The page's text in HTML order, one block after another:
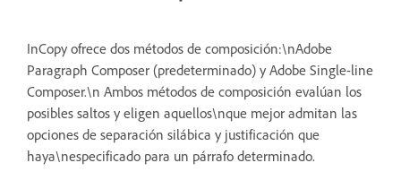
InCopy ofrece dos métodos de composición:\nAdobe
Paragraph Composer (predeterminado) y Adobe Single-line
Composer.\n Ambos métodos de composición evalúan los
posibles saltos y eligen aquellos\nque mejor admitan las
opciones de separación silábica y justificación que
haya\nespecificado para un párrafo determinado.